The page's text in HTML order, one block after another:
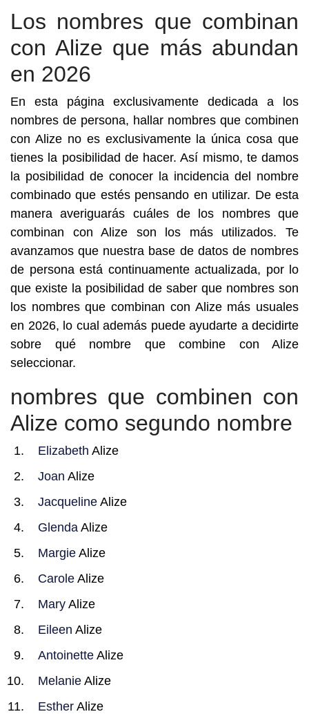
Los nombres que combinan
con Alize que más abundan
en 2026
En esta página exclusivamente dedicada a los
nombres de persona, hallar nombres que combinen
con Alize no es exclusivamente la única cosa que
tienes la posibilidad de hacer. Así mismo, te damos
la posibilidad de conocer la incidencia del nombre
combinado que estés pensando en utilizar. De esta
manera averiguarás cuáles de los nombres que
combinan con Alize son los más utilizados. Te
avanzamos que nuestra base de datos de nombres
de persona está continuamente actualizada, por lo
que existe la posibilidad de saber que nombres son
los nombres que combinan con Alize más usuales
en 2026, lo cual además puede ayudarte a decidirte
sobre qué nombre que combine con Alize
seleccionar.
nombres que combinen con
Alize como segundo nombre
Elizabeth Alize
Joan Alize
Jacqueline Alize
Glenda Alize
Margie Alize
Carole Alize
Mary Alize
Eileen Alize
Antoinette Alize
Melanie Alize
Esther Alize